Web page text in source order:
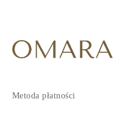
7
8
11
Metoda płatności